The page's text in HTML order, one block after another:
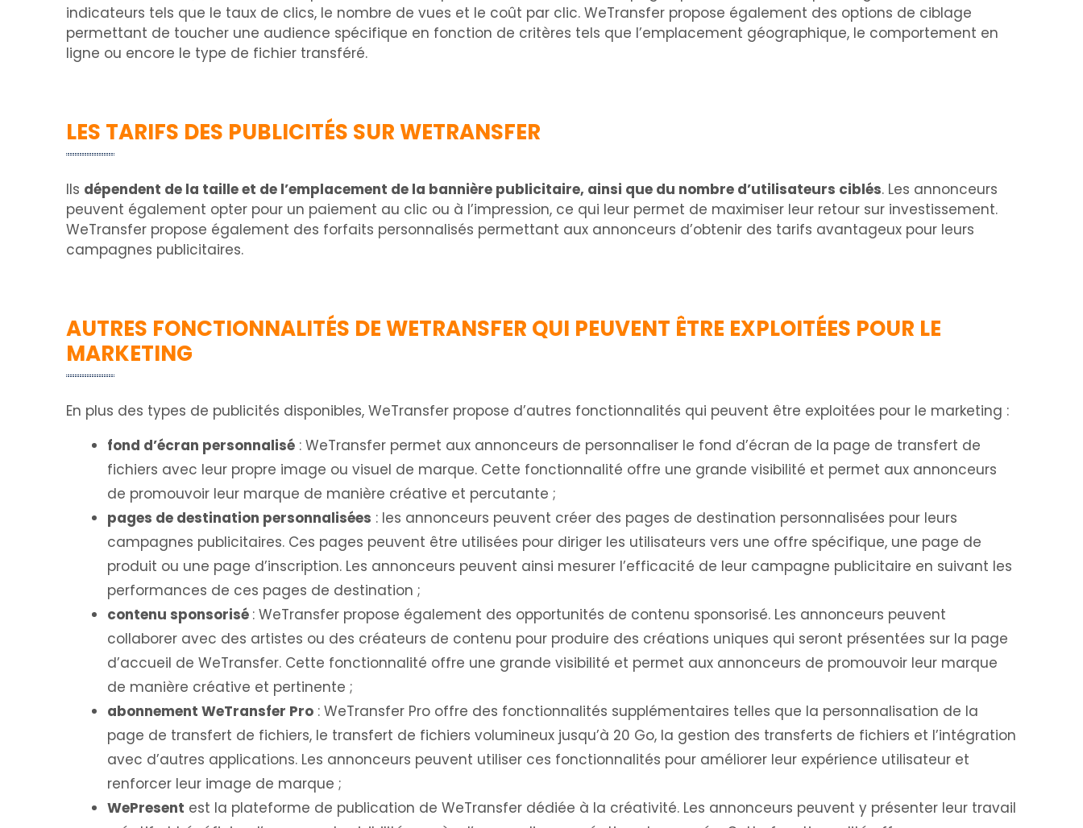
indicateurs tels que le taux de clics, le nombre de vues et le coût par clic. WeTransfer propose également des options de ciblage
permettant de toucher une audience spécifique en fonction de critères tels que l’emplacement géographique, le comportement en
ligne ou encore le type de fichier transféré.
LES TARIFS DES PUBLICITÉS SUR WETRANSFER
Ils dépendent de la taille et de l’emplacement de la bannière publicitaire, ainsi que du nombre d’utilisateurs ciblés. Les annonceurs
peuvent également opter pour un paiement au clic ou à l’impression, ce qui leur permet de maximiser leur retour sur investissement.
WeTransfer propose également des forfaits personnalisés permettant aux annonceurs d’obtenir des tarifs avantageux pour leurs
campagnes publicitaires.
AUTRES FONCTIONNALITÉS DE WETRANSFER QUI PEUVENT ÊTRE EXPLOITÉES POUR LE
MARKETING
En plus des types de publicités disponibles, WeTransfer propose d’autres fonctionnalités qui peuvent être exploitées pour le marketing :
fond d’écran personnalisé : WeTransfer permet aux annonceurs de personnaliser le fond d’écran de la page de transfert de
fichiers avec leur propre image ou visuel de marque. Cette fonctionnalité offre une grande visibilité et permet aux annonceurs
de promouvoir leur marque de manière créative et percutante ;
pages de destination personnalisées : les annonceurs peuvent créer des pages de destination personnalisées pour leurs
campagnes publicitaires. Ces pages peuvent être utilisées pour diriger les utilisateurs vers une offre spécifique, une page de
produit ou une page d’inscription. Les annonceurs peuvent ainsi mesurer l’efficacité de leur campagne publicitaire en suivant les
performances de ces pages de destination ;
contenu sponsorisé : WeTransfer propose également des opportunités de contenu sponsorisé. Les annonceurs peuvent
collaborer avec des artistes ou des créateurs de contenu pour produire des créations uniques qui seront présentées sur la page
d’accueil de WeTransfer. Cette fonctionnalité offre une grande visibilité et permet aux annonceurs de promouvoir leur marque
de manière créative et pertinente ;
abonnement WeTransfer Pro : WeTransfer Pro offre des fonctionnalités supplémentaires telles que la personnalisation de la
page de transfert de fichiers, le transfert de fichiers volumineux jusqu’à 20 Go, la gestion des transferts de fichiers et l’intégration
avec d’autres applications. Les annonceurs peuvent utiliser ces fonctionnalités pour améliorer leur expérience utilisateur et
renforcer leur image de marque ;
WePresent est la plateforme de publication de WeTransfer dédiée à la créativité. Les annonceurs peuvent y présenter leur travail